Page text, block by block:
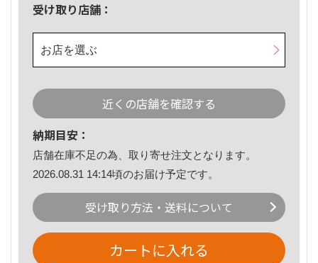
受け取り店舗：
お店を選ぶ
近くの店舗を確認する
納期目安：
店舗在庫不足の為、取り寄せ注文となります。
2026.08.31 14:14頃のお届け予定です。
受け取り方法・送料について
カートに入れる